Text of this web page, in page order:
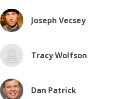
Joseph Vecsey
Tracy Wolfson
Dan Patrick